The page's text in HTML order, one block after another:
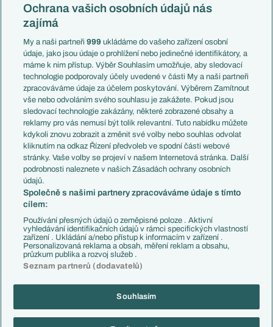
Mistrovství světa
Liga národů
Témata
Představení týmů MS
EuroSkauting
PL v kostce
Evropské koeficienty
Přestupy
Přestupové spekulace
Zranění
Kluby
Arsenal FC
Chelsea FC
Manchester United
AC Milán
Juventus FC
Bayern Mnichov
FC Barcelona
Real Madrid
Česko
Francie
Itálie
Německo
Španělsko
Argentina
Brazílie
Přestupy
Zápasy
Livescore
Tipovací soutěž
Copyright © 2001-2026 EuroFotbal.cz. Využíváme zpravodajství ČTK.
Informace o zpracování osobních údajů
Ochrana vašich osobních údajů nás
zajímá
My a naši partneři999 ukládáme do vašeho zařízení osobní
údaje, jako jsou údaje o prohlížení nebo jedinečné identifikátory, a
máme k nim přístup. Výběr Souhlasím umožňuje, aby sledovací
technologie podporovaly účely uvedené v části My a naši partneři
zpracováváme údaje za účelem poskytování. Výběrem Zamítnout
vše nebo odvoláním svého souhlasu je zakážete. Pokud jsou
sledovací technologie zakázány, některé zobrazené obsahy a
reklamy pro vás nemusí být tolik relevantní. Tuto nabídku můžete
kdykoli znovu zobrazit a změnit své volby nebo souhlas odvolat
kliknutím na odkaz Řízení předvoleb ve spodní části webové
stránky. Vaše volby se projeví v našem Internetová stránka. Další
podrobnosti naleznete v našich Zásadách ochrany osobních
údajů.
Společně s našimi partnery zpracováváme údaje s tímto
cílem:
Používání přesných údajů o zeměpisné poloze . Aktivní
vyhledávání identifikačních údajů v rámci specifických vlastností
zařízení . Ukládání a/nebo přístup k informacím v zařízení .
Personalizovaná reklama a obsah, měření reklam a obsahu,
průzkum publika a rozvoj služeb .
Seznam partnerů (dodavatelů)
Souhlasím